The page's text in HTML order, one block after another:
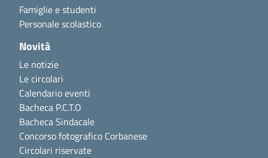
Famiglie e studenti
Personale scolastico
Novità
Le notizie
Le circolari
Calendario eventi
Bacheca P.C.T.O
Bacheca Sindacale
Concorso fotografico Corbanese
Circolari riservate